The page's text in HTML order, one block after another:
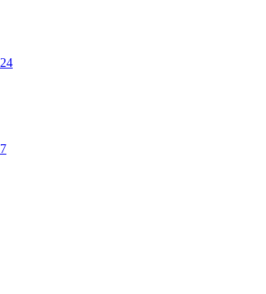
24
7